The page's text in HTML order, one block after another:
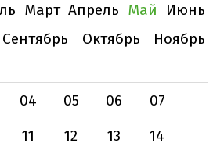
Март Апрель Май
Июнь
Сентябрь Октябрь
Ноябрь
04 05 06
07
11 12 13
14